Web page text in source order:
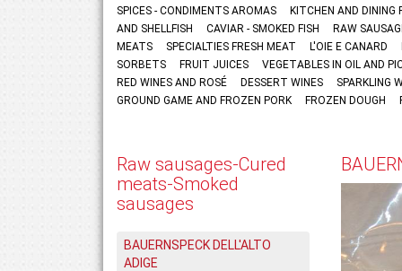
SPICES - CONDIMENTS AROMAS
KITCHEN AND
AND SHELLFISH
CAVIAR - SMOKED FISH
RAW
MEATS
SPECIALTIES FRESH MEAT L'OIE E CANARD
SORBETS
FRUIT JUICES
VEGETABLES IN OIL AND
RED WINES AND ROSÉ
DESSERT WINES
SPARKLING
GROUND GAME AND FROZEN PORK
FROZEN DOUGH
Raw sausages-Cured
meats-Smoked
sausages
BAUERNSPECK DELL'ALTO
ADIGE